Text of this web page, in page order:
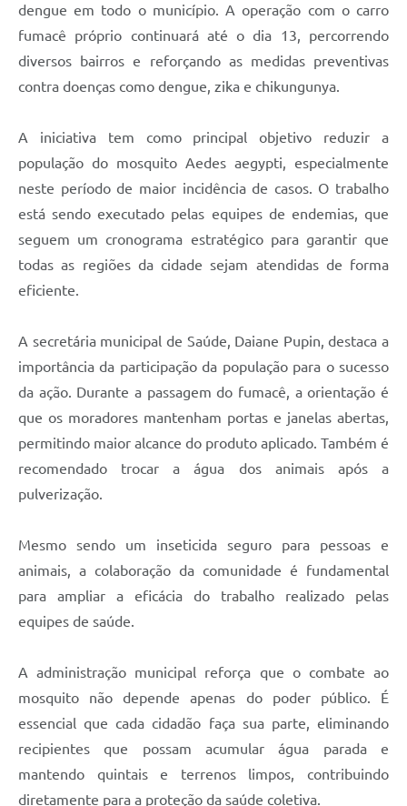
dengue em todo o município. A operação com o carro
fumacê próprio continuará até o dia 13, percorrendo
diversos bairros e reforçando as medidas preventivas
contra doenças como dengue, zika e chikungunya.
A iniciativa tem como principal objetivo reduzir a
população do mosquito Aedes aegypti, especialmente
neste período de maior incidência de casos. O trabalho
está sendo executado pelas equipes de endemias, que
seguem um cronograma estratégico para garantir que
todas as regiões da cidade sejam atendidas de forma
eficiente.
A secretária municipal de Saúde, Daiane Pupin, destaca a
importância da participação da população para o sucesso
da ação. Durante a passagem do fumacê, a orientação é
que os moradores mantenham portas e janelas abertas,
permitindo maior alcance do produto aplicado. Também é
recomendado trocar a água dos animais após a
pulverização.
Mesmo sendo um inseticida seguro para pessoas e
animais, a colaboração da comunidade é fundamental
para ampliar a eficácia do trabalho realizado pelas
equipes de saúde.
A administração municipal reforça que o combate ao
mosquito não depende apenas do poder público. É
essencial que cada cidadão faça sua parte, eliminando
recipientes que possam acumular água parada e
mantendo quintais e terrenos limpos, contribuindo
diretamente para a proteção da saúde coletiva.